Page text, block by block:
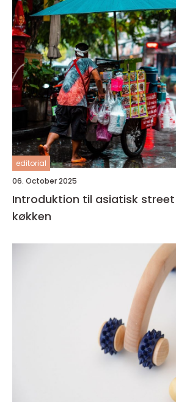
editorial
06. October 2025
Introduktion til asiatisk
køkken